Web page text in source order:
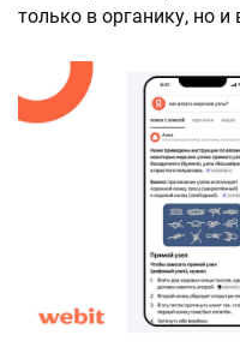
только в органику, но